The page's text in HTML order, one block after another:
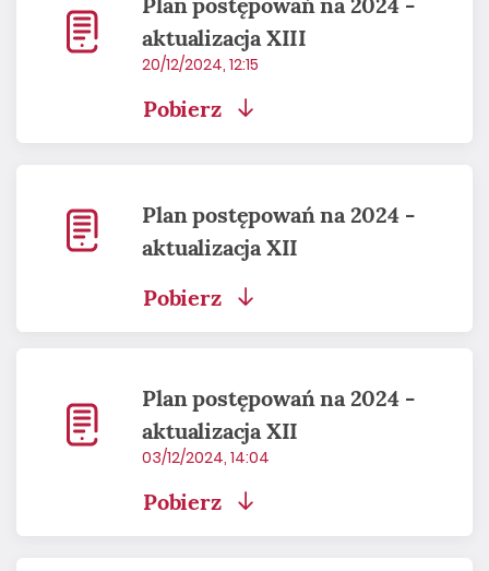
aktualizacja XIII
20/12/2024, 12:15
Pobierz
Plan postępowań na 2024 -
aktualizacja XII
Pobierz
Plan postępowań na 2024 -
aktualizacja XII
03/12/2024, 14:04
Pobierz